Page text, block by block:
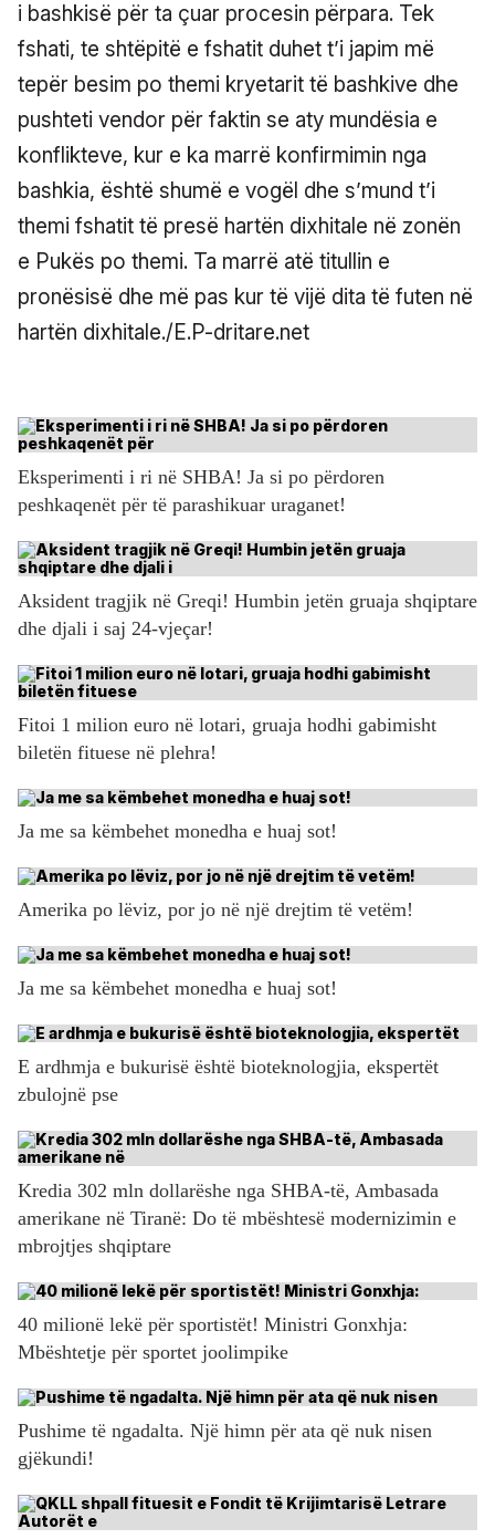
i bashkisë për ta çuar procesin përpara. Tek
fshati, te shtëpitë e fshatit duhet t’i japim më
tepër besim po themi kryetarit të bashkive dhe
pushteti vendor për faktin se aty mundësia e
konflikteve, kur e ka marrë konfirmimin nga
bashkia, është shumë e vogël dhe s’mund t’i
themi fshatit të presë hartën dixhitale në zonën
e Pukës po themi. Ta marrë atë titullin e
pronësisë dhe më pas kur të vijë dita të futen në
hartën dixhitale./E.P-dritare.net
Eksperimenti i ri në SHBA! Ja si po përdoren
peshkaqenët për të parashikuar uraganet!
Aksident tragjik në Greqi! Humbin jetën gruaja shqiptare
dhe djali i saj 24-vjeçar!
Fitoi 1 milion euro në lotari, gruaja hodhi gabimisht
biletën fituese në plehra!
Ja me sa këmbehet monedha e huaj sot!
Amerika po lëviz, por jo në një drejtim të vetëm!
Ja me sa këmbehet monedha e huaj sot!
E ardhmja e bukurisë është bioteknologjia, ekspertët
zbulojnë pse
Kredia 302 mln dollarëshe nga SHBA-të, Ambasada
amerikane në Tiranë: Do të mbështesë modernizimin e
mbrojtjes shqiptare
40 milionë lekë për sportistët! Ministri Gonxhja:
Mbështetje për sportet joolimpike
Pushime të ngadalta. Një himn për ata që nuk nisen
gjëkundi!